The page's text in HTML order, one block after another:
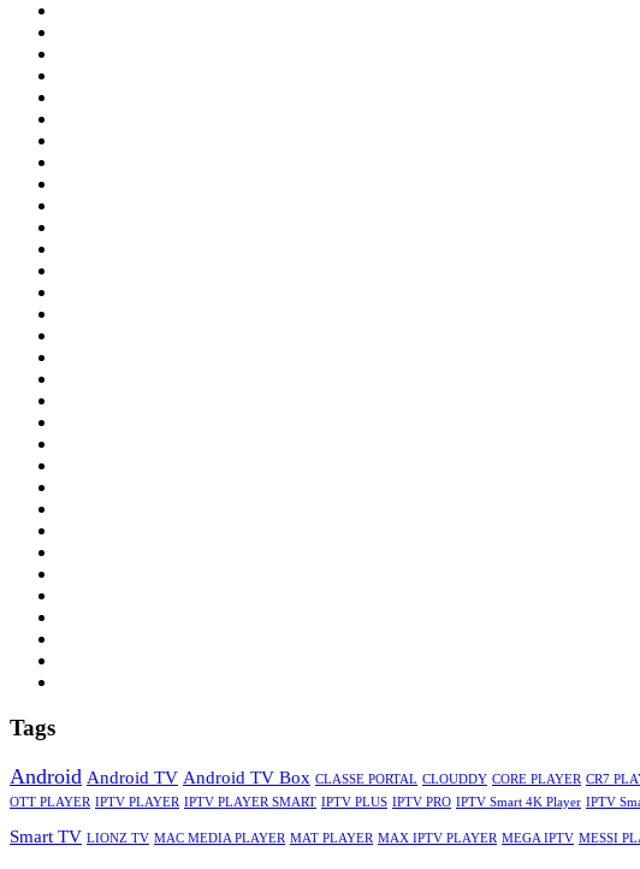
Tags
Android Android TV Android TV Box CLASSE PORTAL CLOUDDY CORE PLAYER CR7
OTT PLAYER IPTV PLAYER IPTV PLAYER SMART IPTV PLUS IPTV PRO IPTV Smart 4K Player IPTV
Smart TV LIONZ TV MAC MEDIA PLAYER MAT PLAYER MAX IPTV PLAYER MEGA IPTV MESSI